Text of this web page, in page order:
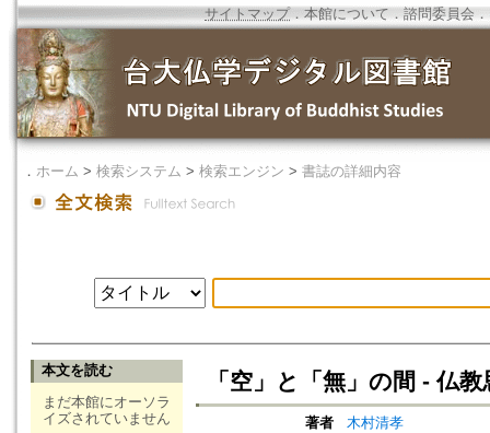
サイトマップ．本館について ． 諮問委員会 ．
． ホーム > 検索システム > 検索エンジン > 書誌の詳細内容
本文を読む
まだ本館にオーソラ
イズされていません
「空」と「無」の間 - 仏
著者
木村清孝